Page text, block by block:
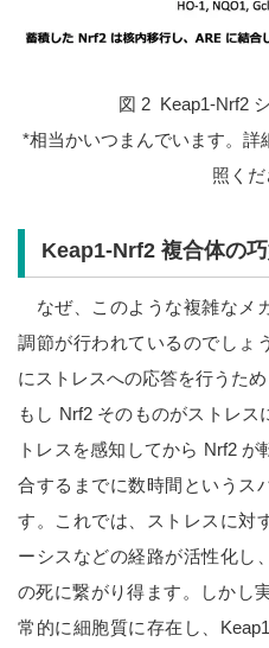
図 2 Keap1-Nrf2
*相当かいつまんでいます。詳
照くだ
Keap1-Nrf2 複合体の
なぜ、このような複雑なメ
調節が行われているのでしょ
にストレスへの応答を行うため
もし Nrf2 そのものがストレ
トレスを感知してから Nrf2
合するまでに数時間というス
す。これでは、ストレスに対
ーシスなどの経路が活性化し
の死に繋がり得ます。しかし
常的に細胞質に存在し、